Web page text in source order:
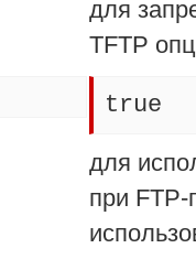
для
TFTP
true
для
при